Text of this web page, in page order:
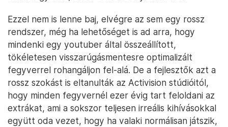
Ezzel nem is lenne baj, elvégre az sem egy rossz
rendszer, még ha lehetőséget is ad arra, hogy
mindenki egy youtuber által összeállított,
tökéletesen visszarúgásmentesre optimalizált
fegyverrel rohangáljon fel-alá. De a fejlesztők azt a
rossz szokást is eltanulták az Activision stúdióitól,
hogy minden fegyvernél ezer évig tart feloldani az
extrákat, ami a sokszor teljesen irreális kihívásokkal
együtt oda vezet, hogy ha valaki normálisan játszik,